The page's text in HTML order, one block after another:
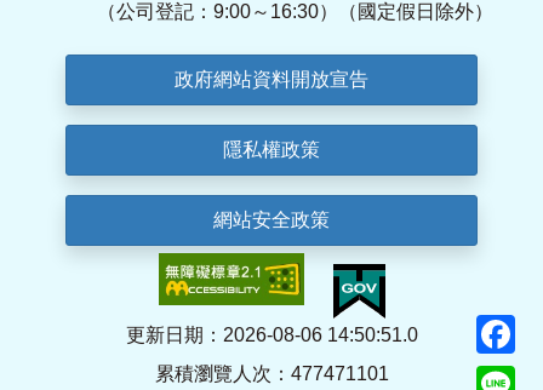
（公司登記：9:00～16:30）（國定假日除外）
政府網站資料開放宣告
隱私權政策
網站安全政策
更新日期：2026-08-06 14:50:51.0
累積瀏覽人次：477471101